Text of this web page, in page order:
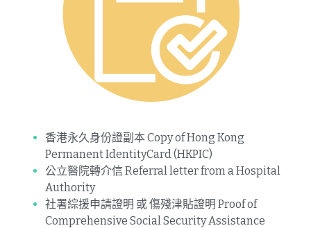
香港永久身份證副本 Copy of Hong Kong
Permanent IdentityCard (HKPIC)
公立醫院轉介信 Referral letter from a Hospital
Authority
社署綜援申請證明 或 傷殘津貼證明 Proof of
Comprehensive Social Security Assistance